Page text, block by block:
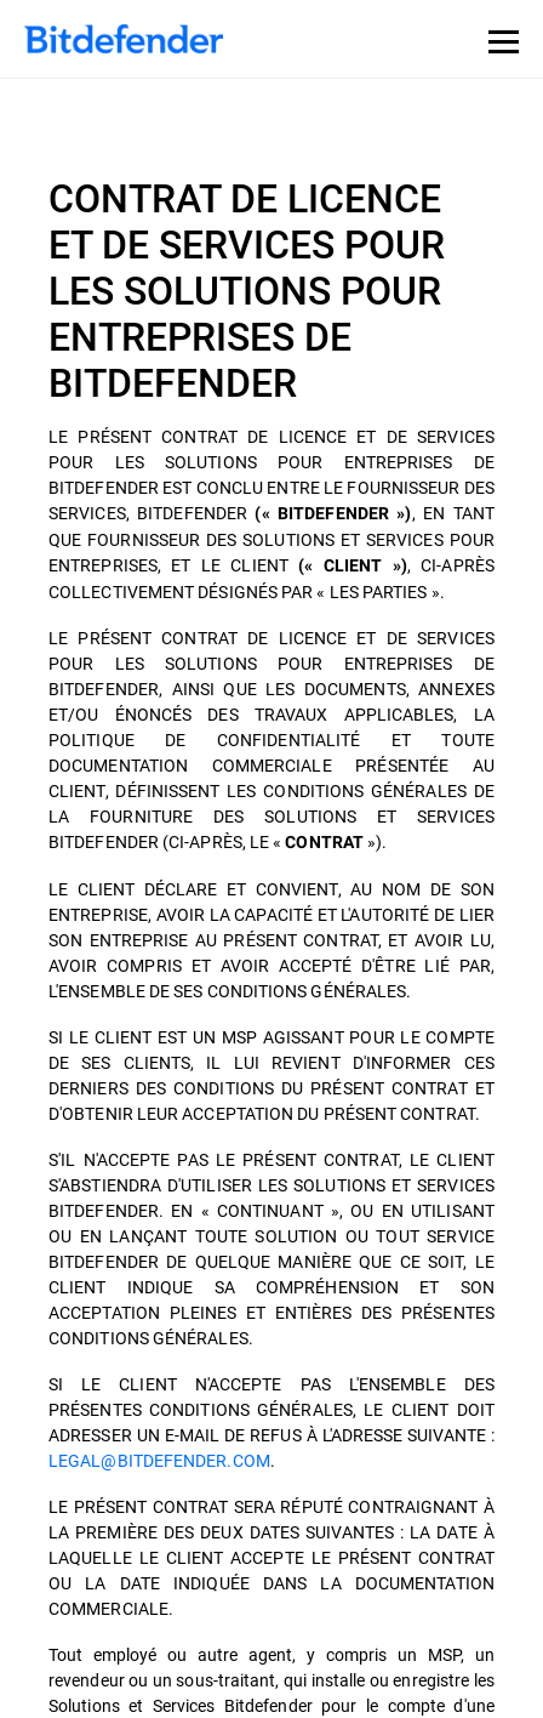
CONTRAT DE LICENCE
ET DE SERVICES POUR
LES SOLUTIONS POUR
ENTREPRISES DE
BITDEFENDER
LE PRÉSENT CONTRAT DE LICENCE ET DE SERVICES
POUR LES SOLUTIONS POUR ENTREPRISES DE
BITDEFENDER EST CONCLU ENTRE LE FOURNISSEUR DES
SERVICES, BITDEFENDER(« BITDEFENDER »), EN TANT
QUE FOURNISSEUR DES SOLUTIONS ET SERVICES POUR
ENTREPRISES, ET LE CLIENT(« CLIENT »), CI-APRÈS
COLLECTIVEMENT DÉSIGNÉS PAR « LES PARTIES ».
LE PRÉSENT CONTRAT DE LICENCE ET DE SERVICES
POUR LES SOLUTIONS POUR ENTREPRISES DE
BITDEFENDER, AINSI QUE LES DOCUMENTS, ANNEXES
ET/OU ÉNONCÉS DES TRAVAUX APPLICABLES, LA
POLITIQUE DE CONFIDENTIALITÉ ET TOUTE
DOCUMENTATION COMMERCIALE PRÉSENTÉE AU
CLIENT, DÉFINISSENT LES CONDITIONS GÉNÉRALES DE
LA FOURNITURE DES SOLUTIONS ET SERVICES
BITDEFENDER (CI-APRÈS, LE «CONTRAT»).
LE CLIENT DÉCLARE ET CONVIENT, AU NOM DE SON
ENTREPRISE, AVOIR LA CAPACITÉ ET L'AUTORITÉ DE LIER
SON ENTREPRISE AU PRÉSENT CONTRAT, ET AVOIR LU,
AVOIR COMPRIS ET AVOIR ACCEPTÉ D'ÊTRE LIÉ PAR,
L'ENSEMBLE DE SES CONDITIONS GÉNÉRALES.
SI LE CLIENT EST UN MSP AGISSANT POUR LE COMPTE
DE SES CLIENTS, IL LUI REVIENT D'INFORMER CES
DERNIERS DES CONDITIONS DU PRÉSENT CONTRAT ET
D'OBTENIR LEUR ACCEPTATION DU PRÉSENT CONTRAT.
S'IL N'ACCEPTE PAS LE PRÉSENT CONTRAT, LE CLIENT
S'ABSTIENDRA D'UTILISER LES SOLUTIONS ET SERVICES
BITDEFENDER. EN « CONTINUANT », OU EN UTILISANT
OU EN LANÇANT TOUTE SOLUTION OU TOUT SERVICE
BITDEFENDER DE QUELQUE MANIÈRE QUE CE SOIT, LE
CLIENT INDIQUE SA COMPRÉHENSION ET SON
ACCEPTATION PLEINES ET ENTIÈRES DES PRÉSENTES
CONDITIONS GÉNÉRALES.
SI LE CLIENT N'ACCEPTE PAS L'ENSEMBLE DES
PRÉSENTES CONDITIONS GÉNÉRALES, LE CLIENT DOIT
ADRESSER UN E-MAIL DE REFUS À L'ADRESSE SUIVANTE :
LEGAL@BITDEFENDER.COM.
LE PRÉSENT CONTRAT SERA RÉPUTÉ CONTRAIGNANT À
LA PREMIÈRE DES DEUX DATES SUIVANTES : LA DATE À
LAQUELLE LE CLIENT ACCEPTE LE PRÉSENT CONTRAT
OU LA DATE INDIQUÉE DANS LA DOCUMENTATION
COMMERCIALE.
Tout employé ou autre agent, y compris un MSP, un
revendeur ou un sous-traitant, qui installe ou enregistre les
Solutions et Services Bitdefender pour le compte d'une